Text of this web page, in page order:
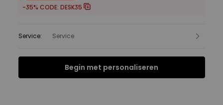
-35% CODE: DESK35
Service: Service
Begin met personaliseren
Specificatie FAQ